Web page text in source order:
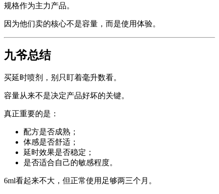
规格作为主力产品。
因为他们卖的核心不是容量，而是使用体验。
九爷总结
买延时喷剂，别只盯着毫升数看。
容量从来不是决定产品好坏的关键。
真正重要的是：
配方是否成熟；
体感是否舒适；
延时效果是否稳定；
是否适合自己的敏感程度。
6ml看起来不大，但正常使用足够两三个月。